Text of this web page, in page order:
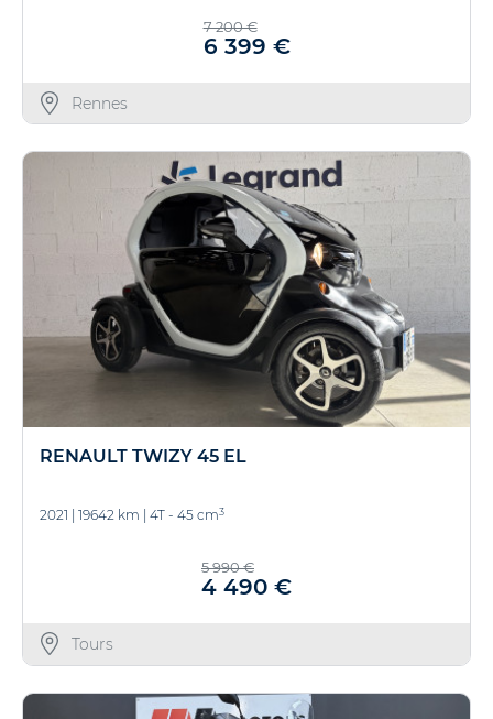
7 200 €
6 399 €
Rennes
RENAULT TWIZY 45 EL
2021 19642 km 4T - 45 cm3
5 990 €
4 490 €
Tours